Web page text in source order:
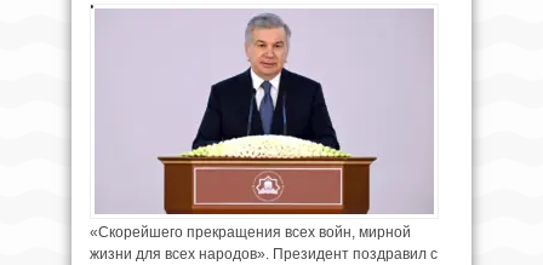
«Скорейшего прекращения всех войн, мирной
жизни для всех народов». Президент поздравил с